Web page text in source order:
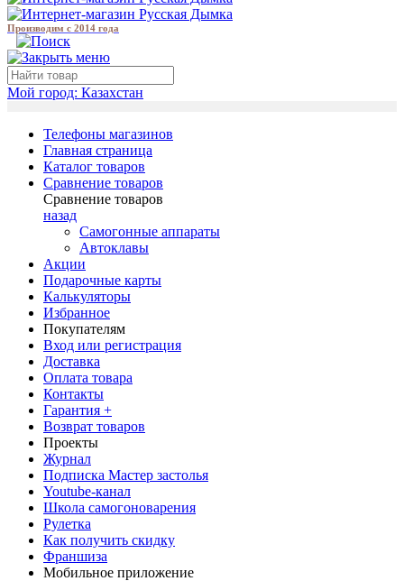
Производим с 2014 года
Мой город: Казахстан
Телефоны магазинов
Главная страница
Каталог товаров
Сравнение товаров
Сравнение товаров
назад
Самогонные аппараты
Автоклавы
Акции
Подарочные карты
Калькуляторы
Избранное
Покупателям
Вход или регистрация
Доставка
Оплата товара
Контакты
Гарантия +
Возврат товаров
Проекты
Журнал
Подписка Мастер застолья
Youtube-канал
Школа самогоноварения
Рулетка
Как получить скидку
Франшиза
Мобильное приложение